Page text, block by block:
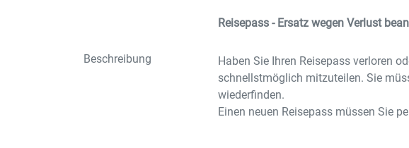
Reisepass - Ersatz wegen Verlust
Beschreibung
Haben Sie Ihren Reisepass verloren
schnellstmöglich mitzuteilen. Sie
wiederfinden.
Einen neuen Reisepass müssen Sie